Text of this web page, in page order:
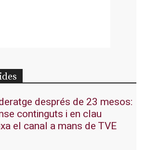
després de 23 mesos:
continguts i en clau
el canal a mans de TVE